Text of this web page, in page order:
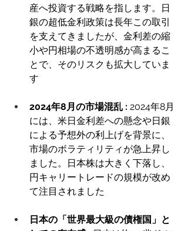
産へ投資する戦略を指します。日
銀の超低金利政策は長年この取引
を支えてきましたが、金利差の縮
小や円相場の不透明感が高まるこ
とで、そのリスクも拡大していま
す
2024年8月の市場混乱 : 2024年8月
には、米日金利差への懸念や日銀
による予想外の利上げを背景に、
市場のボラティリティが急上昇し
ました。日本株は大きく下落し、
円キャリートレードの規模が改め
て注目されました
日本の「世界最大級の債権国」と